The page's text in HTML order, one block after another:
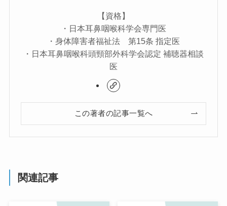
【資格】
・日本耳鼻咽喉科学会専門医
・身体障害者福祉法 第15条 指定医
・日本耳鼻咽喉科頭頸部外科学会認定 補聴器相談
医
この著者の記事一覧へ
関連記事